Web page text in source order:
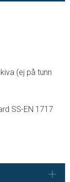
(ej på tunn
SS-EN 1717